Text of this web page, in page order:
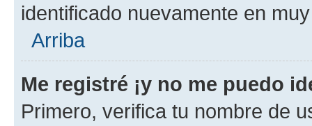
identificado nuevamente en
Arriba
Me registré ¡y no me puedo
Primero, verifica tu nombre de